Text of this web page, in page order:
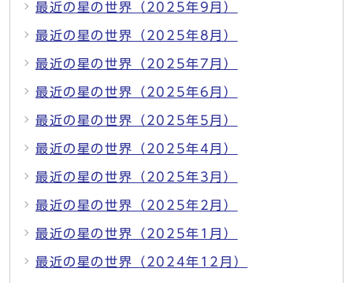
最近の星の世界（2025年9月）
最近の星の世界（2025年8月）
最近の星の世界（2025年7月）
最近の星の世界（2025年6月）
最近の星の世界（2025年5月）
最近の星の世界（2025年4月）
最近の星の世界（2025年3月）
最近の星の世界（2025年2月）
最近の星の世界（2025年1月）
最近の星の世界（2024年12月）